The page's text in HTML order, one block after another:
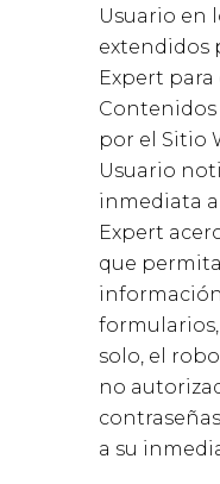
Usuario en
extendidos
Expert para
Contenidos
por el Sitio
Usuario
inmediata a
Expert
que
solo, el
no
a su